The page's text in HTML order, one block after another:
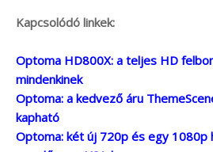
Kapcsolódó linkek:
Optoma HD800X: a teljes HD
mindenkinek
Optoma: a kedvező áru
kapható
Optoma: két új 720p és egy 1080p